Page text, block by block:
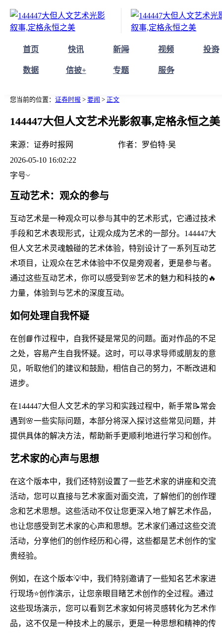
首页 快讯 新闻 视频 投资
数据 信披+ 专题 服务
您当前的位置： 证券时报 > 要闻 > 正文
144447大但人文艺术光影叙事,定格永恒之美
来源： 证券时报网 作者： 罗伯特·吴
2026-05-10 16:02:22
字号
互动艺术：观众的参与
互动艺术是一种观众可以参与其中的艺术形式，它通过技术
手段和艺术表现形式，让观众成为艺术的一部分。144447大
但人文艺术灵魂触碰的艺术体验，特别设计了一系列互动艺
术项目，让观众在艺术体验中不仅是旁观者，更是参与者。
通过这些互动艺术，你可以感受到🌸艺术的魅力和科技的🔥
力量，体验到与艺术的深度互动。
如何处理自我怀疑
在创📘作过程中，自我怀疑是常见的问题。面对作品的不足
之处，容易产生自我怀疑。这时，可以寻求导师或朋友的意
见，听取他们的建议和鼓励，相信自己的努力，不断改进和
进步。
在144447大但人文艺术的学习和实践过程中，新手常📝常会
遇到🌸一些实际问题，本部分将深入探讨这些常见问题，并
提供具体的解决方法，帮助新手更顺利地进行学习和创作。
艺术家的心声与思想
在这个版本中，我们还特别设置了一些艺术家的讲座和交流
活动，您可以直接与艺术家面对面交流，了解他们的创作理
念和艺术思想。这些活动不仅让您更深入地了解艺术作品，
也让您感受到艺术家的心声和思想。艺术家们通过这些交流
活动，分享他们的创作经历和心得，这些都是艺术创作的宝
贵经验。
例如，在这个版本💡中，我们特别邀请了一些知名艺术家进
行现场⭐创作演示，让您亲眼目睹艺术创作的全过程。通过
这些现场演示，您可以看到艺术家如何将灵感转化为艺术作
品，这不仅是一种技术上的展示，更是一种思想和精神的传